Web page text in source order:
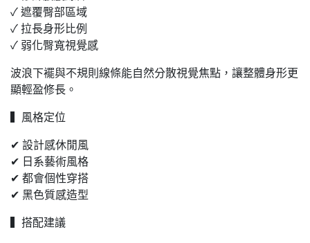
✓ 遮覆臀部區域
✓ 拉長身形比例
✓ 弱化臀寬視覺感
波浪下襬與不規則線條能自然分散視覺焦點，讓整體身形更
顯輕盈修長。
▍風格定位
✔ 設計感休閒風
✔ 日系藝術風格
✔ 都會個性穿搭
✔ 黑色質感造型
▍搭配建議